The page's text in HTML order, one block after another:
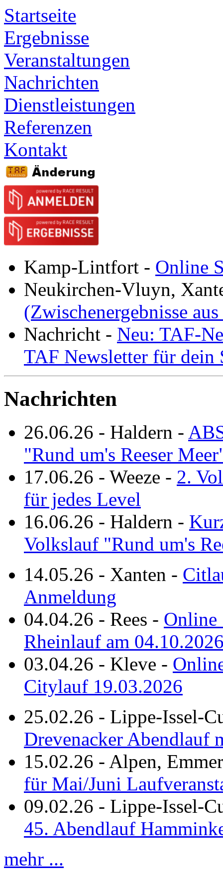
Startseite
Ergebnisse
Veranstaltungen
Nachrichten
Dienstleistungen
Referenzen
Kontakt
Kamp-Lintfort - Online
Neukirchen-Vluyn,
(Zwischenergebnisse
Nachricht - Neu: TAF-
TAF Newsletter für dein
Nachrichten
26.06.26 - Haldern -
"Rund um's Reeser
17.06.26 - Weeze - 2.
für jedes Level
16.06.26 - Haldern -
Volkslauf "Rund um's
14.05.26 - Xanten -
Anmeldung
04.04.26 - Rees - Online
Rheinlauf am
03.04.26 - Kleve -
Citylauf 19.03.2026
25.02.26 - Lippe-Issel-
Drevenacker Abendlauf
15.02.26 - Alpen,
für Mai/Juni
09.02.26 - Lippe-Issel-
45. Abendlauf
mehr ...